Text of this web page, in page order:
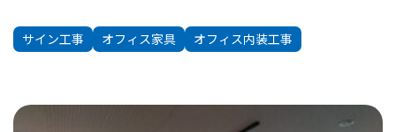
サイン工事 オフィス家具 オフィス内装工事